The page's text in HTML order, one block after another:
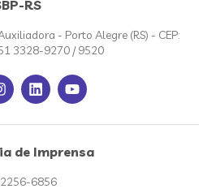
RS
- Porto Alegre (RS) - CEP:
3328-9270 / 9520
de Imprensa
6856